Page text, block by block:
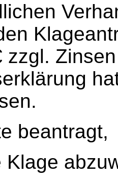
zzgl.
beantragt,